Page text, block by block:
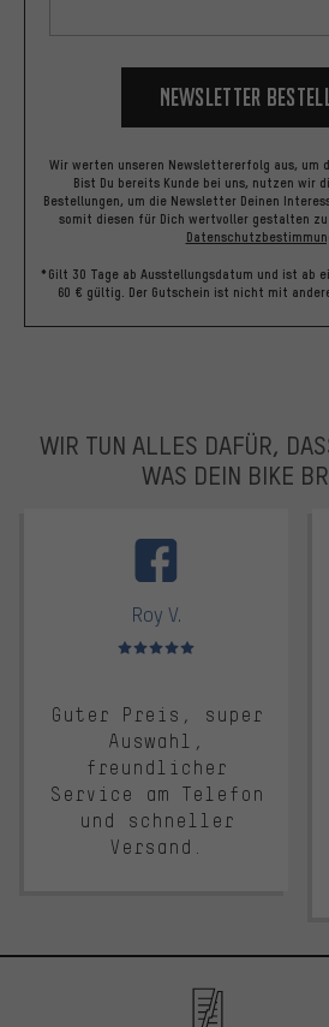
Newsletter
Wir werten unseren Newslettererfolg aus, um
Bist Du bereits Kunde bei uns, nutzen wir
Bestellungen, um die Newsletter Deinen
somit diesen für Dich wertvoller gestalten zu
*Gilt 30 Tage ab Ausstellungsdatum und ist ab
60 € gültig. Der Gutschein ist nicht mit
WIR TUN ALLES DAFÜR,
WAS DEIN BIKE
Roy V.
Bewertungen: 5 von 5
Guter Preis, super
Auswahl,
freundlicher
Service am Telefon
und schneller
Versand.